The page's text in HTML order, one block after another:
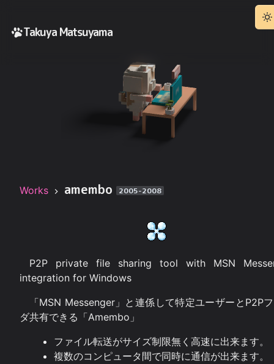
Takuya Matsuyama
Works amembo 2005-2008
P2P private file sharing tool with MSN
integration for Windows
「MSN Messenger」と連係して特定ユーザーとP2P
ダ共有できる「Amembo」
ファイル転送がサイズ制限無く高速に出来ます。
複数のコンピュータ間で同時に通信が出来ます。